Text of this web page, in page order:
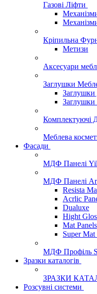
Газові Ліфти
Кріпильна
Метизи
Аксесуари
Заглушки
Заглушки
Заглушки
Комплектуючі
Меблева
Фасади
МДФ Панелі
МДФ Панелі
Resista
Acrlic
Dualuxe
Hight
Mat Panels
Super Mat
МДФ Профіль
Зразки каталогів
ЗРАЗКИ
Розсувні системи